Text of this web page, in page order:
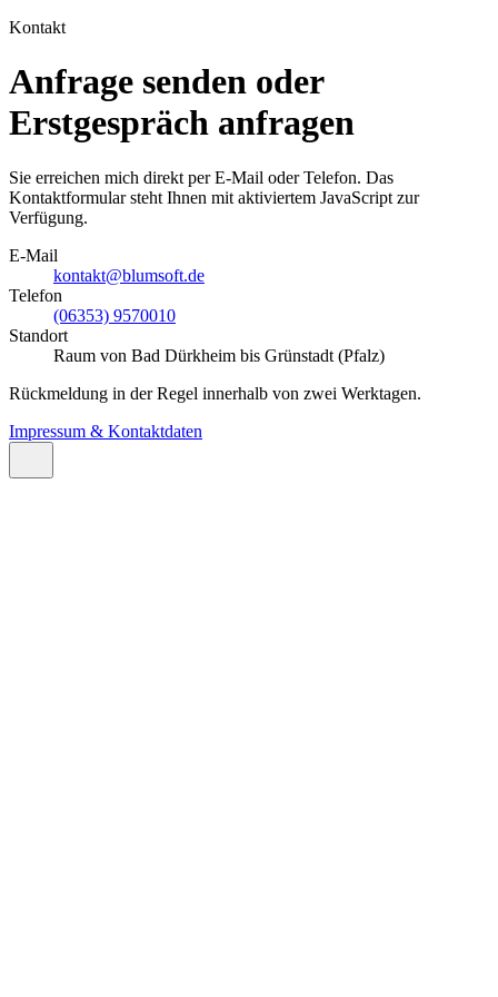
Kontakt
Anfrage senden oder
Erstgespräch anfragen
Sie erreichen mich direkt per E-Mail oder Telefon. Das
Kontaktformular steht Ihnen mit aktiviertem JavaScript zur
Verfügung.
E-Mail
kontakt@blumsoft.de
Telefon
(06353) 9570010
Standort
Raum von Bad Dürkheim bis Grünstadt (Pfalz)
Rückmeldung in der Regel innerhalb von zwei Werktagen.
Impressum & Kontaktdaten